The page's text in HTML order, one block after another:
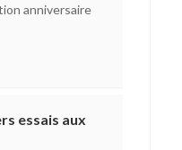
anniversaire
essais aux